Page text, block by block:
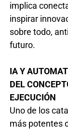
implica
inspirar
sobre todo,
futuro.
IA Y
DEL
EJECUCIÓN
Uno de los
más potentes